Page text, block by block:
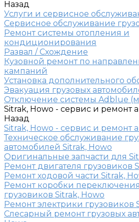
Назад
Услуги и сервисное
Сервисное обслуживание
Ремонт системы отопления и
кондиционирования
Развал / Схождение
Кузовной ремонт по
кампаний
Установка дополнительного
Эвакуация грузовых
Отключение системы Adblue
Sitrak, Howo - сервис и ремонт
Назад
Sitrak, Howo - сервис и ремонт
Техническое обслуживание
автомобилей Sitrak, Howo
Оригинальные запчасти для
Ремонт двигателя грузовиков
Ремонт ходовой части Sitrak,
Ремонт коробки
грузовиков Sitrak, Howo
Ремонт электрики грузовиков
Слесарный ремонт грузовых